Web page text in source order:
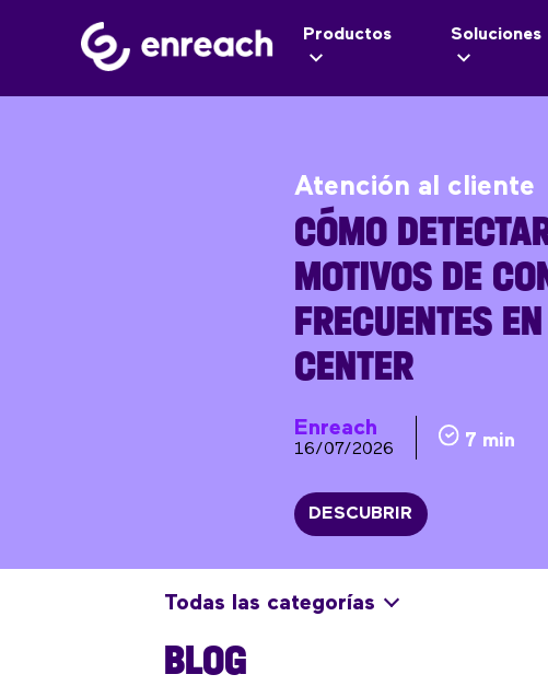
Productos Soluciones
Atención al cliente
CÓMO
MOTIVOS DE
FRECUENTES
CENTER
Enreach
16/07/2026 7 min
DESCUBRIR
Todas las categorías
BLOG